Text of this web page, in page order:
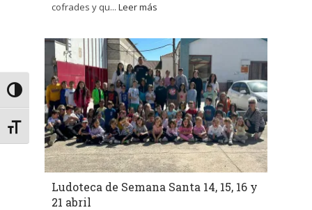
Alternar alto contraste
Alternar tamaño de letra
cofrades y qu... Leer más
Ludoteca de Semana Santa 14, 15, 16 y
21 abril